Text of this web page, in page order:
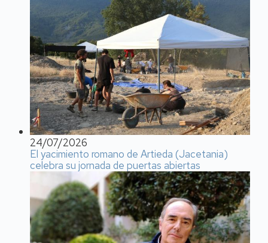
24/07/2026
El yacimiento romano de Artieda (Jacetania)
celebra su jornada de puertas abiertas